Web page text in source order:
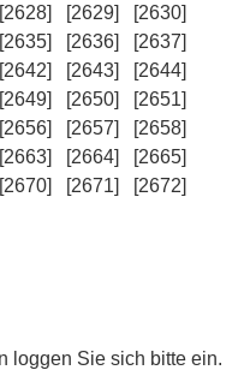
[2628] [2629]
[2630]
[2635] [2636]
[2637]
[2642] [2643]
[2644]
[2649] [2650]
[2651]
[2656] [2657]
[2658]
[2663] [2664]
[2665]
[2670] [2671]
[2672]
loggen Sie sich bitte ein.